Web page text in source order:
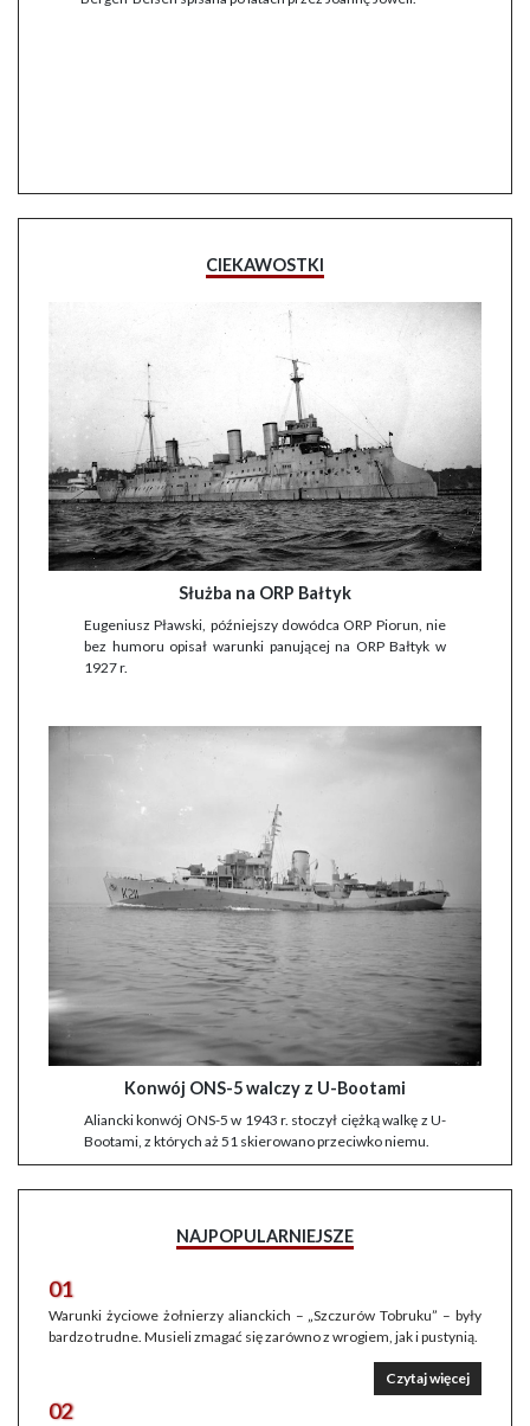
CIEKAWOSTKI
Służba na ORP Bałtyk
Eugeniusz Pławski, późniejszy dowódca ORP Piorun, nie
bez humoru opisał warunki panującej na ORP Bałtyk w
1927 r.
Konwój ONS-5 walczy z U-Bootami
Aliancki konwój ONS-5 w 1943 r. stoczył ciężką walkę z U-
Bootami, z których aż 51 skierowano przeciwko niemu.
NAJPOPULARNIEJSZE
01
Warunki życiowe żołnierzy alianckich – „Szczurów Tobruku” – były
bardzo trudne. Musieli zmagać się zarówno z wrogiem, jak i pustynią.
Czytaj więcej
02